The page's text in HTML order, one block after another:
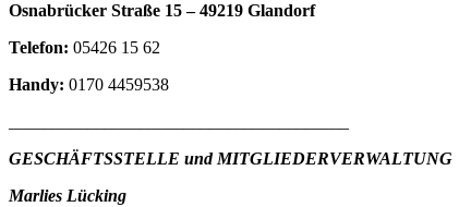
Osnabrücker Straße 15 – 49219 Glandorf
Telefon: 05426 15 62
Handy: 0170 4459538
GESCHÄFTSSTELLE und MITGLIEDERVERWALTUNG
Marlies Lücking